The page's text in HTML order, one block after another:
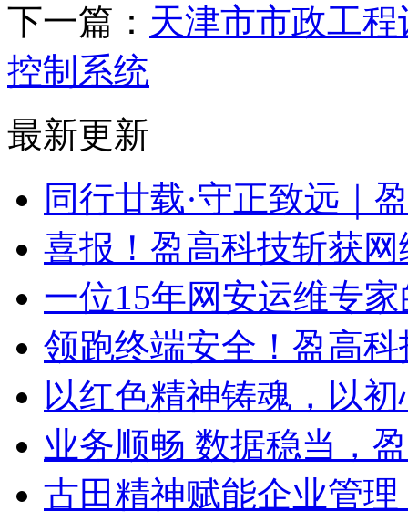
下一篇： 天津市市政工
控制系统
最新更新
同行廿载·守正致远｜
喜报！盈高科技斩获
一位15年网安运维专
领跑终端安全！盈高
以红色精神铸魂，以
业务顺畅 数据稳当，
古田精神赋能企业管